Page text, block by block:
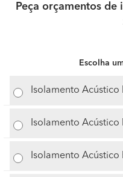
Peça orçamentos de
Escolha
Isolamento Acústico
Isolamento Acústico
Isolamento Acústico